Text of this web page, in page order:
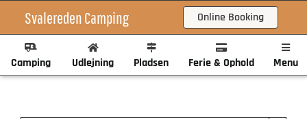
content
Camping Udlejning Pladsen Ferie & Ophold Menu
Online Booking
Svalereden Camping